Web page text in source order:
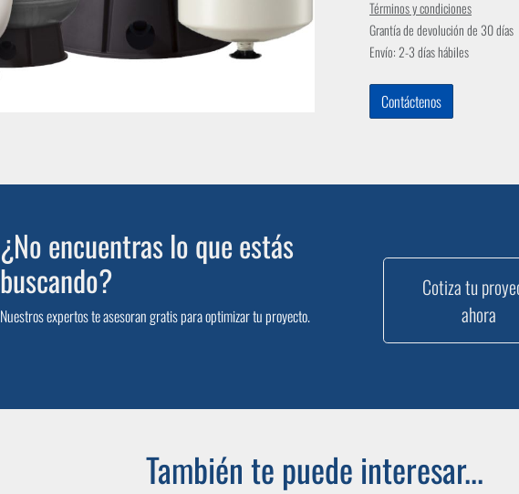
Términos y condiciones
Grantía de devolución de 30 días
Envío: 2-3 días hábiles
Contáctenos
¿No encuentras lo que estás
buscando?
Nuestros expertos te asesoran gratis para optimizar tu proyecto.
Cotiza tu
ahora
También te puede interesar...